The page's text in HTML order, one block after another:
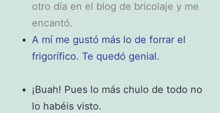
otro día en el blog de bricolaje y me
encantó.
A mí me gustó más lo de forrar el
frigorífico. Te quedó genial.
¡Buah! Pues lo más chulo de todo no
lo habéis visto.